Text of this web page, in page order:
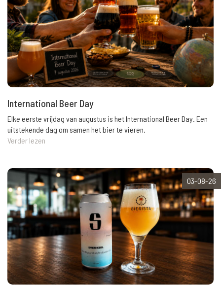
International Beer Day
Elke eerste vrijdag van augustus is het International Beer Day. Een
uitstekende dag om samen het bier te vieren.
Verder lezen
03-08-26